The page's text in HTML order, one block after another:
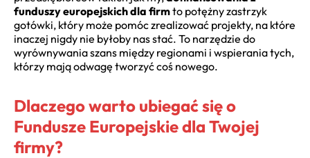
funduszy europejskich dla firmto potężny zastrzyk
gotówki, który może pomóc zrealizować projekty, na które
inaczej nigdy nie byłoby nas stać. To narzędzie do
wyrównywania szans między regionami i wspierania tych,
którzy mają odwagę tworzyć coś nowego.
Dlaczego warto ubiegać się o
Fundusze Europejskie dla Twojej
firmy?